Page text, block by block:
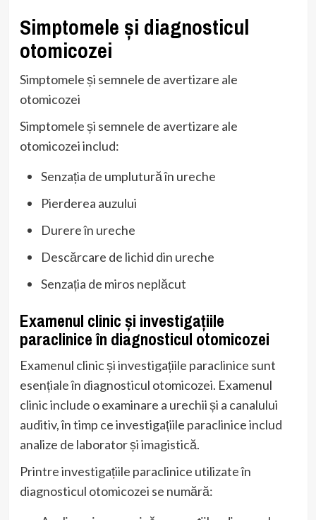
Simptomele și diagnosticul
otomicozei
Simptomele și semnele de avertizare ale
otomicozei
Simptomele și semnele de avertizare ale
otomicozei includ:
Senzația de umplutură în ureche
Pierderea auzului
Durere în ureche
Descărcare de lichid din ureche
Senzația de miros neplăcut
Examenul clinic și investigațiile
paraclinice în diagnosticul otomicozei
Examenul clinic și investigațiile paraclinice sunt
esențiale în diagnosticul otomicozei. Examenul
clinic include o examinare a urechii și a canalului
auditiv, în timp ce investigațiile paraclinice includ
analize de laborator și imagistică.
Printre investigațiile paraclinice utilizate în
diagnosticul otomicozei se numără: